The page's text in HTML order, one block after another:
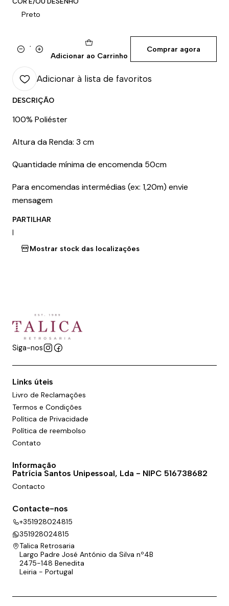
Preto
QuantidadeAdicionar ao Carrinho
Comprar agora
Adicionar à lista de favoritos
DESCRIÇÃO
100% Poliéster
Altura da Renda: 3 cm
Quantidade mínima de encomenda 50cm
Para encomendas intermédias (ex: 1,20m) envie
mensagem
PARTILHAR
|
Mostrar stock das localizações
Siga-nos
Links úteis
Livro de Reclamações
Termos e Condições
Política de Privacidade
Política de reembolso
Contato
Informação
Patrícia Santos Unipessoal, Lda - NIPC 516738682
Contacto
Contacte-nos
+351928024815
351928024815
Talica Retrosaria
Largo Padre José António da Silva nº4B
2475-148 Benedita
Leiria - Portugal